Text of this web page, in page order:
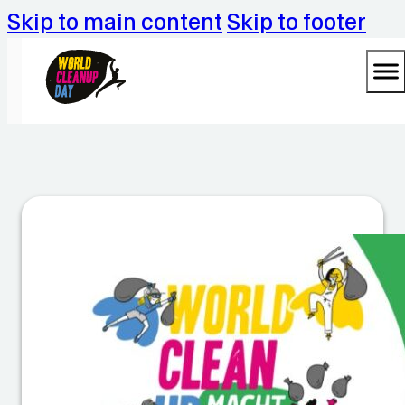
Skip to main content Skip to footer
a